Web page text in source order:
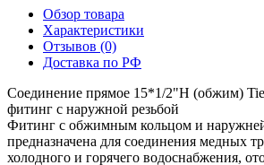
Обзор товара
Характеристики
Отзывов (0)
Доставка по РФ
Соединение прямое 15*1/2"Н (обжим)
фитинг с наружной резьбой
Фитинг с обжимным кольцом и
предназначена для соединения медных
холодного и горячего водоснабжения,